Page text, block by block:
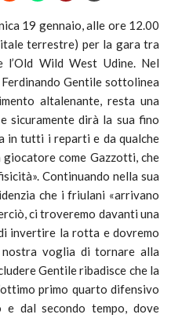
19 gennaio, alle ore 12.00
terrestre) per la gara tra
l’Old Wild West Udine. Nel
Gentile sottolinea
altalenante, resta una
sicuramente dirà la sua fino
in tutti i reparti e da qualche
come Gazzotti, che
Continuando nella sua
che i friulani «arrivano
ci troveremo davanti una
invertire la rotta e dovremo
voglia di tornare alla
Gentile ribadisce che la
primo quarto difensivo
dal secondo tempo, dove